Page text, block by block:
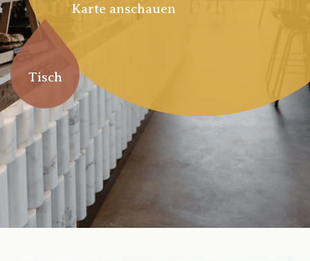
Karte anschauen
Tisch